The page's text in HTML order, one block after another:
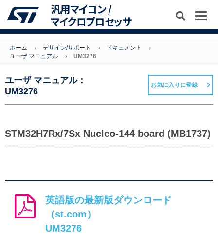
汎用マイコン /
マイクロプロセッサ
ホーム デザイン/サポート
ドキュメント
ユーザ マニュアル
UM3276
ユーザ マニュアル：
UM3276
お気に入りに登録
STM32H7Rx/7Sx Nucleo-144 board (MB1737)
英語版の最新版ダウンロード
（st.com）
UM3276